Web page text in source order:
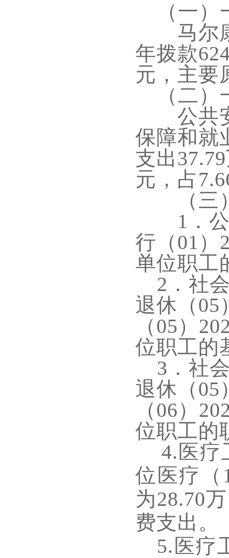
（一
马尔康
年拨款
元 ， 主要
（二
公共
保障和就
支出 37.79
元，占
（三）
1．
行（01）
单位职工
2 ．社
退休（05
（05）
位职工的
3 ．社
退休（05
（06）
位职工
4.医疗
位医疗（
为28.70
费支出。
5.医疗